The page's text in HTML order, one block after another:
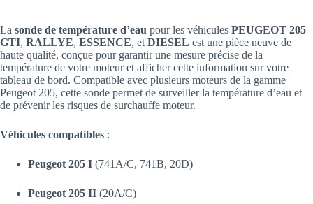
La sonde de température d’eau pour les véhicules PEUGEOT 205
GTI, RALLYE, ESSENCE, et DIESEL est une pièce neuve de
haute qualité, conçue pour garantir une mesure précise de la
température de votre moteur et afficher cette information sur votre
tableau de bord. Compatible avec plusieurs moteurs de la gamme
Peugeot 205, cette sonde permet de surveiller la température d’eau et
de prévenir les risques de surchauffe moteur.
Véhicules compatibles :
Peugeot 205 I (741A/C, 741B, 20D)
Peugeot 205 II (20A/C)